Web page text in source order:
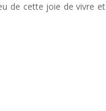
de cette joie de vivre et